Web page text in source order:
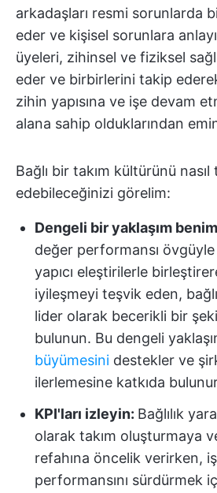
arkadaşları resmi sorunlarda
eder ve kişisel sorunlara
üyeleri, zihinsel ve fiziksel
eder ve birbirlerini takip
zihin yapısına ve işe devam
alana sahip olduklarından
Bağlı bir takım kültürünü nasıl
edebileceğinizi görelim:
Dengeli bir yaklaşım
değer performansı övgüyle
yapıcı eleştirilerle
iyileşmeyi teşvik eden,
lider olarak becerikli bir
bulunun. Bu dengeli
büyümesini destekler ve
ilerlemesine katkıda
KPI'ları izleyin: Bağlılık
olarak takım oluşturmaya
refahına öncelik verirken,
performansını sürdürmek